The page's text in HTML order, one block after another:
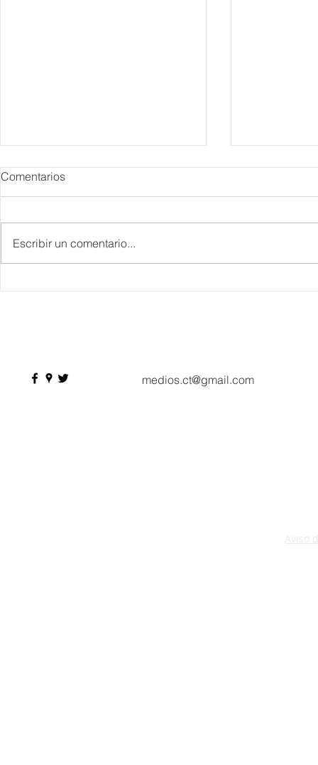
Comentarios
Escribir un comentario...
medios.ct@gmail.com